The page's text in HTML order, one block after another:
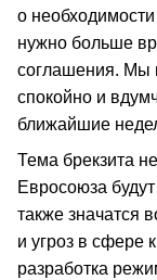
о
нужно больше
соглашения. Мы
спокойно и
ближайшие
Тема брекзита
Евросоюза
также значатся
и угроз в сфере
разработка